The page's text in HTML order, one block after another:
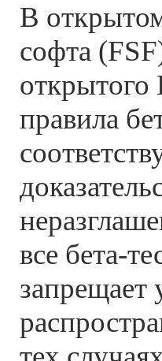
В
софта
открытого
правила
все бета-
запрещает